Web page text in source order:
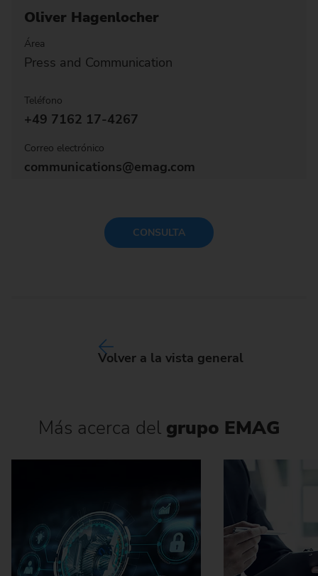
Oliver Hagenlocher
Área
Press and Communication
Teléfono
+49 7162 17-4267
Correo electrónico
communications@emag.com
CONSULTA
Volver a la vista general
Más acerca del grupo EMAG